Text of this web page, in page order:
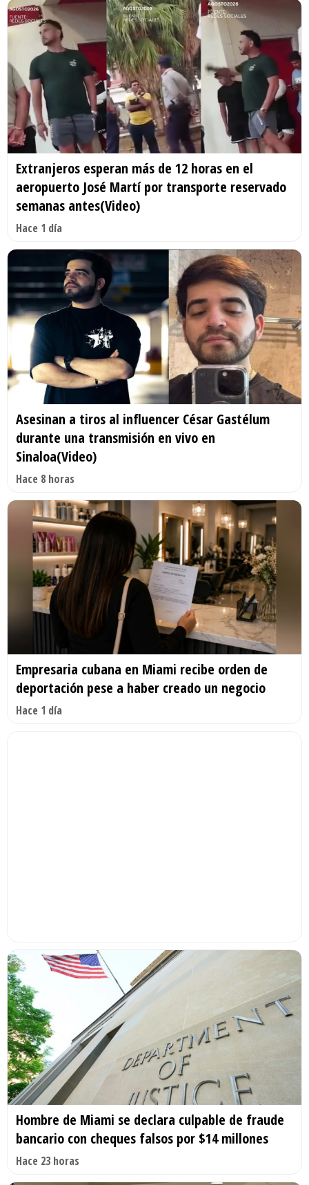
Extranjeros esperan más de 12 horas en el
aeropuerto José Martí por transporte reservado
semanas antes(Video)
Hace 1 día
Asesinan a tiros al influencer César Gastélum
durante una transmisión en vivo en
Sinaloa(Video)
Hace 8 horas
Empresaria cubana en Miami recibe orden de
deportación pese a haber creado un negocio
Hace 1 día
Hombre de Miami se declara culpable de fraude
bancario con cheques falsos por $14 millones
Hace 23 horas